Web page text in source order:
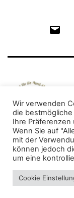
©Birgit Baden
Stolz
Wir verwenden
die
Ihre
Wenn Sie auf
mit der
können jedoch
um eine
Cookie